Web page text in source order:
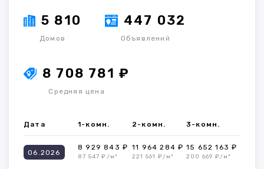
5 810
Домов
447 032
Объявлений
8 708 781 ₽
Средняя цена
Дата 1-комн. 2-комн. 3-комн.
06.2026
8 929 843 ₽
87 547 ₽/м²
11 964 284 ₽
221 561 ₽/м²
15 652 163 ₽
200 669 ₽/м²